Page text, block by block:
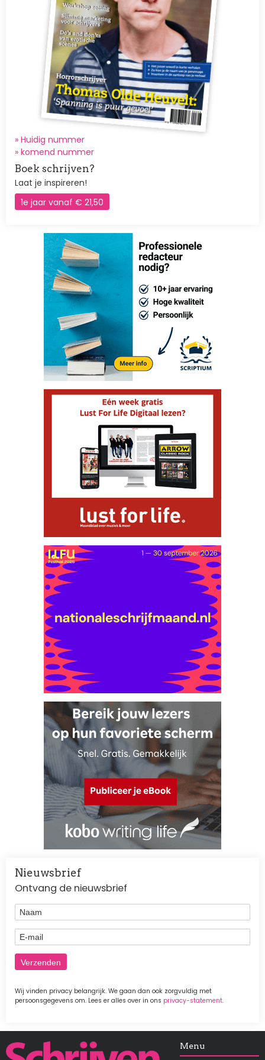
» Huidig nummer
» komend nummer
Boek schrijven?
Laat je inspireren!
1e jaar vanaf € 21,50
Nieuwsbrief
Ontvang de nieuwsbrief
Naam
E-mail
Wij vinden privacy belangrijk. We gaan dan ook zorgvuldig met
persoonsgegevens om. Lees er alles over in ons privacy-statement.
Afbeelding Menu